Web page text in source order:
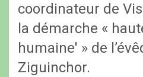
coordinateur de
la démarche «
humaine' » de
Ziguinchor.